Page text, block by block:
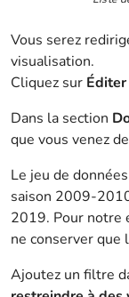
Vous serez
visualisation.
Cliquez sur
Dans la section
que vous venez
Le jeu de
saison 2009-
2019. Pour notre
ne conserver
Ajoutez un filtre